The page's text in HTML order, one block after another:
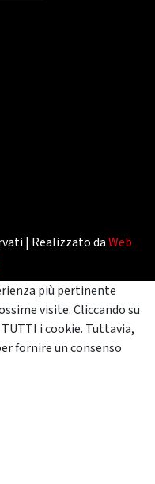
| Realizzato daWeb
più pertinente
visite. Cliccando su
i cookie. Tuttavia,
fornire un consenso